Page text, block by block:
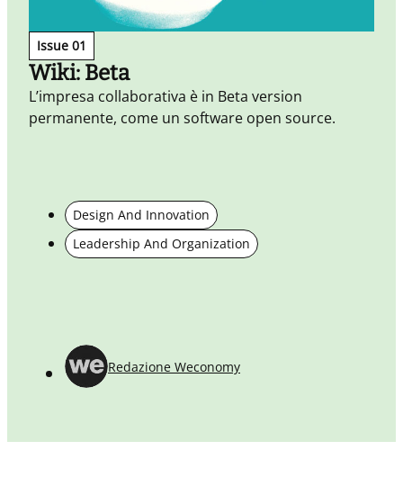
Issue 01
Wiki: Beta
L’impresa collaborativa è in Beta version
permanente, come un software open source.
Design And Innovation
Leadership And Organization
Redazione Weconomy